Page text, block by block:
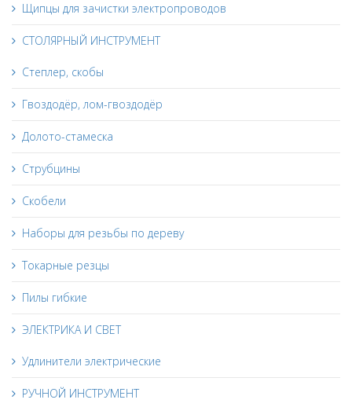
Щипцы для зачистки электропроводов
СТОЛЯРНЫЙ ИНСТРУМЕНТ
Степлер, скобы
Гвоздодёр, лом-гвоздодёр
Долото-стамеска
Струбцины
Скобели
Наборы для резьбы по дереву
Токарные резцы
Пилы гибкие
ЭЛЕКТРИКА И СВЕТ
Удлинители электрические
РУЧНОЙ ИНСТРУМЕНТ